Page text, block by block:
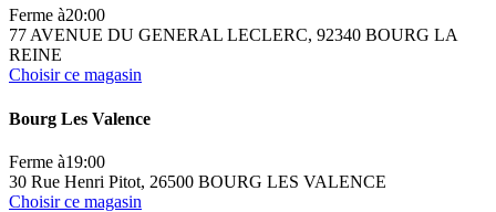
Ferme à20:00
77 AVENUE DU GENERAL LECLERC, 92340 BOURG LA
REINE
Choisir ce magasin
Bourg Les Valence
Ferme à19:00
30 Rue Henri Pitot, 26500 BOURG LES VALENCE
Choisir ce magasin